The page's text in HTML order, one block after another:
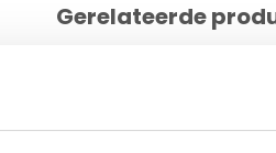
Gerelateerde